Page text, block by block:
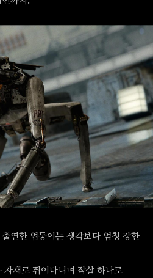
연한 업동이는 생각보다 엄청 강한
재로 뛰어다니며 작살 하나로